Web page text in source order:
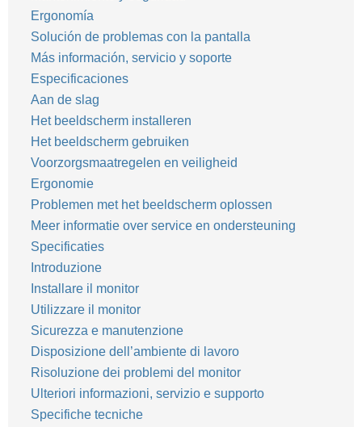
Ergonomía
Solución de problemas con la pantalla
Más información, servicio y soporte
Especificaciones
Aan de slag
Het beeldscherm installeren
Het beeldscherm gebruiken
Voorzorgsmaatregelen en veiligheid
Ergonomie
Problemen met het beeldscherm oplossen
Meer informatie over service en ondersteuning
Specificaties
Introduzione
Installare il monitor
Utilizzare il monitor
Sicurezza e manutenzione
Disposizione dell’ambiente di lavoro
Risoluzione dei problemi del monitor
Ulteriori informazioni, servizio e supporto
Specifiche tecniche